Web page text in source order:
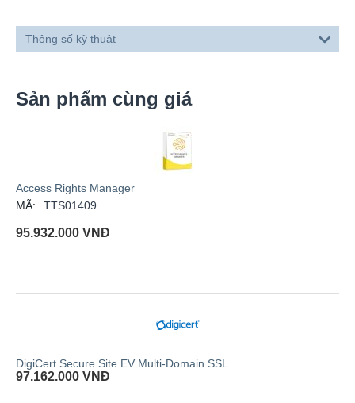
Thông số kỹ thuật
Sản phẩm cùng giá
Access Rights Manager
MÃ:
TTS01409
95.932.000 VNĐ
DigiCert Secure Site EV Multi-Domain SSL
97.162.000 VNĐ